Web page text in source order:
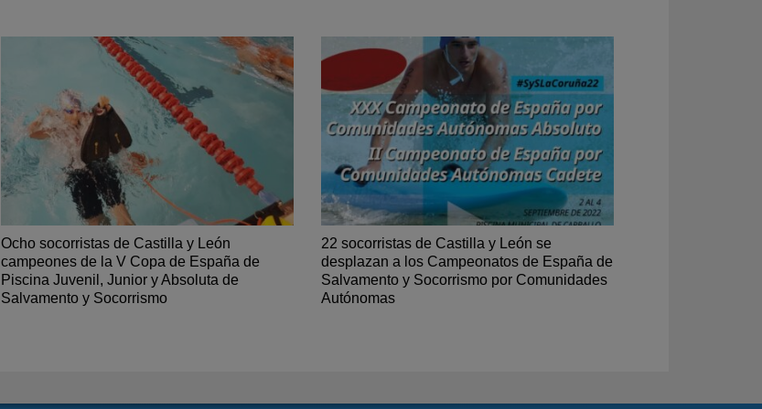
Ocho socorristas de Castilla y León
campeones de la V Copa de España de
Piscina Juvenil, Junior y Absoluta de
Salvamento y Socorrismo
22 socorristas de Castilla y León se
desplazan a los Campeonatos de España de
Salvamento y Socorrismo por Comunidades
Autónomas